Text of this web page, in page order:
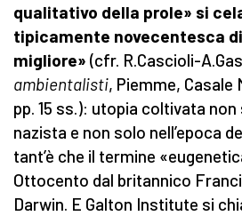
qualitativo della prole» si
tipicamente novecentesca
migliore» (cfr. R.Cascioli-
ambientalisti, Piemme,
pp. 15 ss.): utopia coltivata
nazista e non solo nell’epoca
tant’è che il termine
Ottocento dal britannico
Darwin. E Galton Institute si